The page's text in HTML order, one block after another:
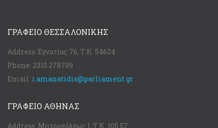
ΓΡΑΦΕΊΟ ΘΕΣΣΑΛΟΝΊΚΗΣ
Address: Εγνατίας 76, Τ.Κ. 54624
Phone: 2310 278709
Email: i.amanatidis@parliament.gr
ΓΡΑΦΕΊΟ ΑΘΉΝΑΣ
Address: Μητροπόλεως 1, Τ.Κ. 105 57